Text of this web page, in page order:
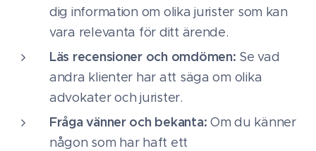
dig information om olika jurister som kan
vara relevanta för ditt ärende.
Läs recensioner och omdömen: Se vad
andra klienter har att säga om olika
advokater och jurister.
Fråga vänner och bekanta: Om du känner
någon som har haft ett